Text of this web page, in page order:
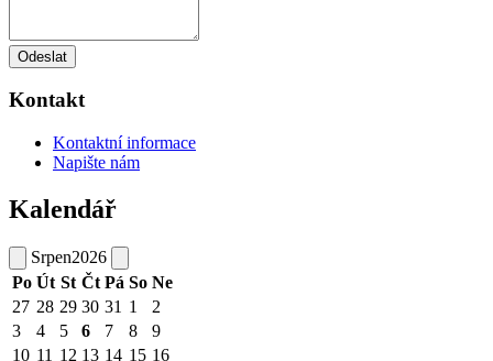
Odeslat
Kontakt
Kontaktní informace
Napište nám
Kalendář
Srpen2026
Po Út St Čt Pá So Ne
27 28 29 30 31 1
2
3
4 5 6 7 8
9
10 11 12 13 14 15 16